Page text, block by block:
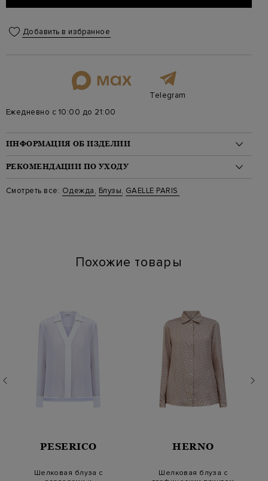
Добавить в избранное
Telegram
Ежедневно с 10:00 до 21:00
ИНФОРМАЦИЯ ОБ ИЗДЕЛИИ
Материал: rayon 100%
На модели: 180/84/61/87 на модели размер 40
Стиль: Длинный рукав, Однотонный
Цвет: Черный
РЕКОМЕНДАЦИИ ПО УХОДУ
Стирка: Обычная стирка при температуре воды до 40 градусов
Отбеливание: Отбеливание запрещено
Смотреть все: Одежда, Блузы, GAELLE PARIS
Похожие товары
PESERICO
Шелковая блуза с
HERNO
Шелковая блуза с